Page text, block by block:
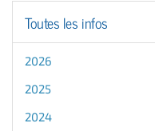
Toutes les infos
2026
2025
2024